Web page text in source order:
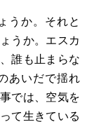
うか。それと
うか。エスカ
誰も止まらな
あいだで揺れ
では、空気を
て生きている